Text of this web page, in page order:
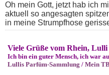
Oh mein Gott, jetzt hab ich
aktuell so angesagten
in meine Strumpfhose
Viele Grüße vom Rhein, Lulli
Ich bin ein guter Mensch, ich war
Lullis Parfüm-Sammlung / Mein